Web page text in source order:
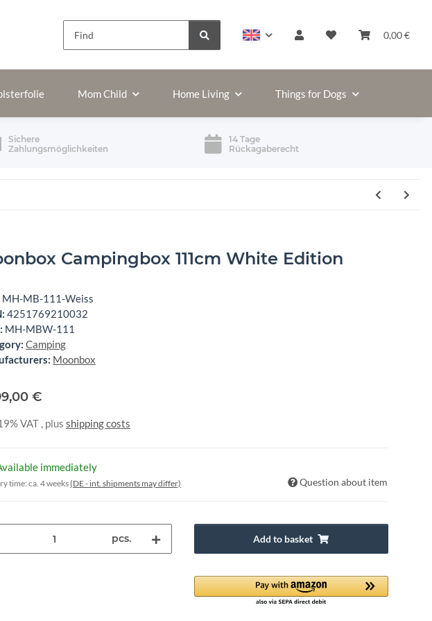
0,00 €
Mom Child Home Living Things for Dogs
Sichere
Zahlungsmöglichkeiten
14 Tage
Rückagaberecht
Campingbox 111cm White Edition
MH-MB-111-Weiss
4251769210032
MH-MBW-111
Camping
Moonbox
€
VAT , plus shipping costs
immediately
time:ca. 4 weeks(DE - int. shipments may differ) Question about item
pcs. Add to basket